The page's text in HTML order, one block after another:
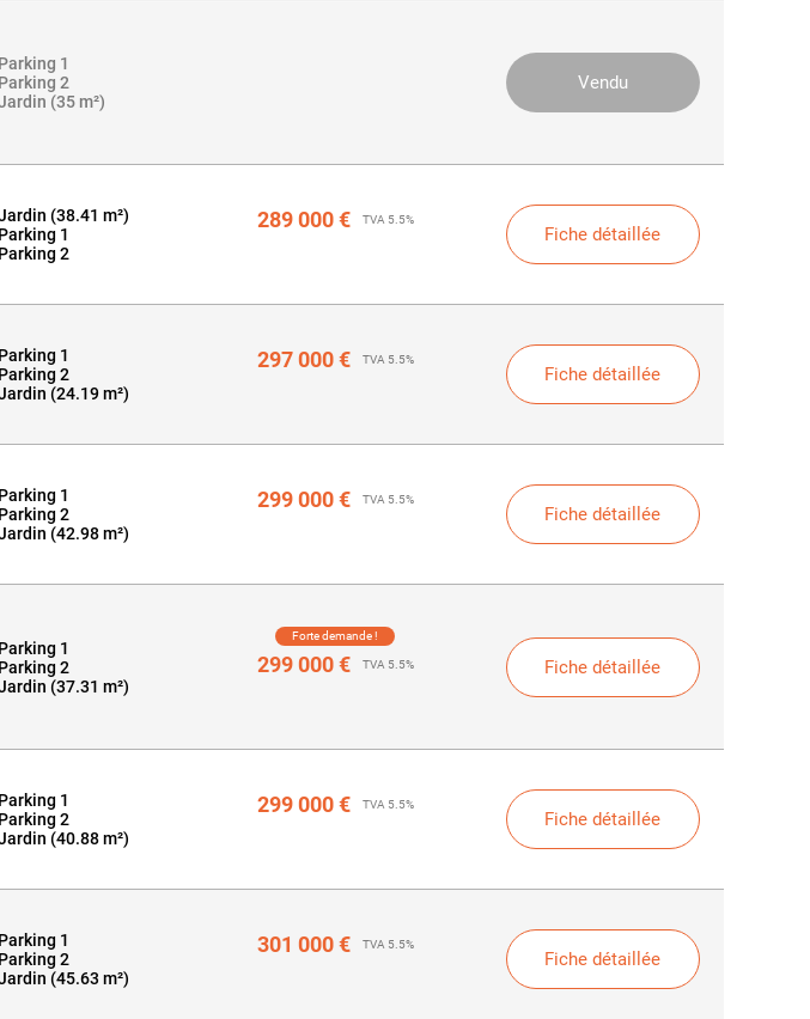
Parking 1
Parking 2
(35 m²)
Vendu
(38.41 m²)
Parking 1
Parking 2
TVA 5.5%
289 000 €
Fiche détaillée
Parking 1
Parking 2
(24.19 m²)
TVA 5.5%
297 000 €
Fiche détaillée
Parking 1
Parking 2
(42.98 m²)
TVA 5.5%
299 000 €
Fiche détaillée
Parking 1
Parking 2
(37.31 m²)
Forte demande !
TVA 5.5%
299 000 € Fiche détaillée
Parking 1
Parking 2
(40.88 m²)
TVA 5.5%
299 000 €
Fiche détaillée
Parking 1
Parking 2
(45.63 m²)
TVA 5.5%
301 000 €
Fiche détaillée